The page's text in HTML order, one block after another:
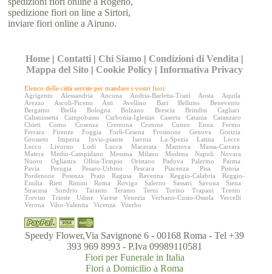
spedizione fiori on line a Sirtori,
inviare fiori online a Airuno.
Home | Contatti | Chi Siamo | Condizioni di Vendita |
Mappa del Sito | Cookie Policy |Informativa Privacy
Elenco delle città servite per mandare i vostri fiori:
Agrigento
Alessandria Ancona Andria-Barletta-Trani Aosta
Aquila
Arezzo
Ascoli-Piceno Asti Avellino Bari Belluno
Benevento
Bergamo
Biella Bologna Bolzano Brescia Brindisi
Cagliari
Caltanissetta
Campobasso Carbonia-Iglesias Caserta Catania
Catanzaro
Chieti
Como Cosenza Cremona Crotone Cuneo Enna
Fermo
Ferrara
Firenze Foggia Forlì-Cesena Frosinone Genova
Gorizia
Grosseto
Imperia Invio-piante Isernia La-Spezia Latina
Lecce
Lecco
Livorno Lodi Lucca Macerata Mantova
Massa-Carrara
Matera
Medio-Campidano Messina Milano Modena Napoli
Novara
Nuoro
Ogliastra Olbia-Tempio Oristano Padova Palermo
Parma
Pavia
Perugia Pesaro-Urbino Pescara Piacenza Pisa
Pistoia
Pordenone
Potenza Prato Ragusa Ravenna Reggio-Calabria
Reggio-
Emilia
Rieti Rimini Roma Rovigo Salerno Sassari Savona
Siena
Siracusa
Sondrio Taranto Teramo Terni Torino Trapani
Trento
Treviso
Trieste Udine Varese Venezia Verbano-Cusio-Ossola
Vercelli
Verona
Vibo-Valentia Vicenza Viterbo
Speedy Flower,Via Savignone 6 - 00168 Roma - Tel +39
393 969 8993 - P.Iva 09989110581
Fiori per Funerale in Italia
Fiori a Domicilio a Roma